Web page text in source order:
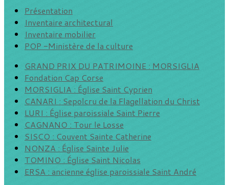
Présentation
Inventaire architectural
Inventaire mobilier
POP -Ministère de la culture
GRAND PRIX DU PATRIMOINE : MORSIGLIA
Fondation Cap Corse
MORSIGLIA : Église Saint Cyprien
CANARI : Sepolcru de la Flagellation du Christ
LURI : Église paroissiale Saint Pierre
CAGNANO : Tour le Losse
SISCO : Couvent Sainte Catherine
NONZA : Église Sainte Julie
TOMINO : Église Saint Nicolas
ERSA : ancienne église paroissiale Saint André